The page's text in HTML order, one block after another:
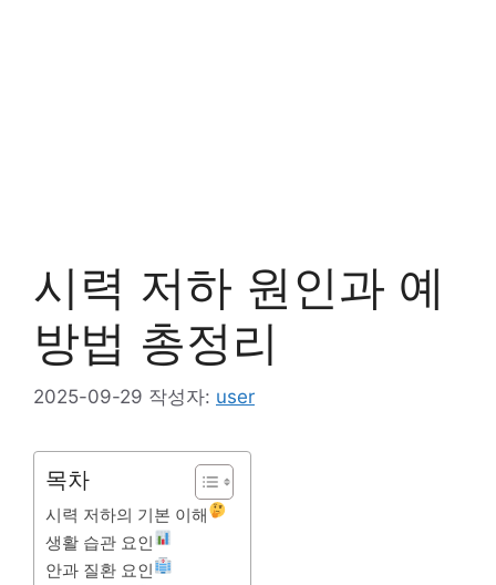
시력 저하 원인과 예
방법 총정리
2025-09-29 작성자: user
목차
시력 저하의 기본 이해
생활 습관 요인
안과 질환 요인